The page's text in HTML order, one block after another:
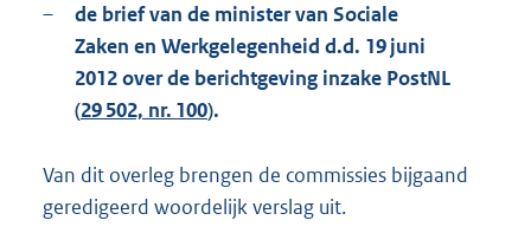
–
de brief van de minister van Sociale
Zaken en Werkgelegenheid d.d. 19 juni
2012 over de berichtgeving inzake PostNL
(29 502, nr. 100).
Van dit overleg brengen de commissies bijgaand
geredigeerd woordelijk verslag uit.